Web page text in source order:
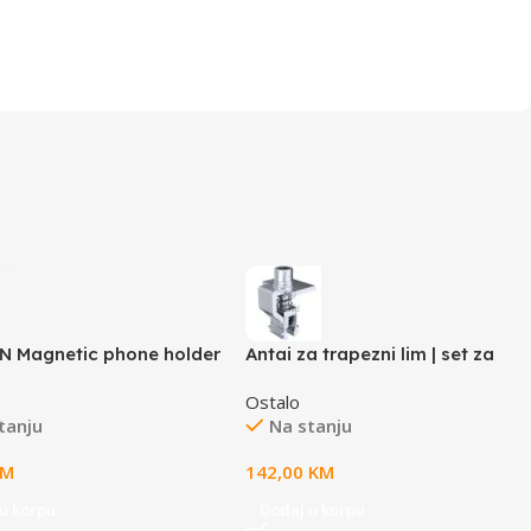
Magnetic phone holder
Antai za trapezni lim | set za
Ostalo
Na stanju
142,00 KM